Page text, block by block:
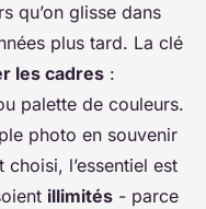
qu’on glisse dans
plus tard. La clé
les cadres :
palette de couleurs.
photo en souvenir
l’essentiel est
illimités - parce